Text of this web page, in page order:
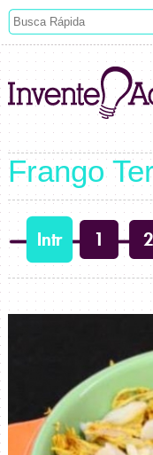
Frango
Intr 1 2